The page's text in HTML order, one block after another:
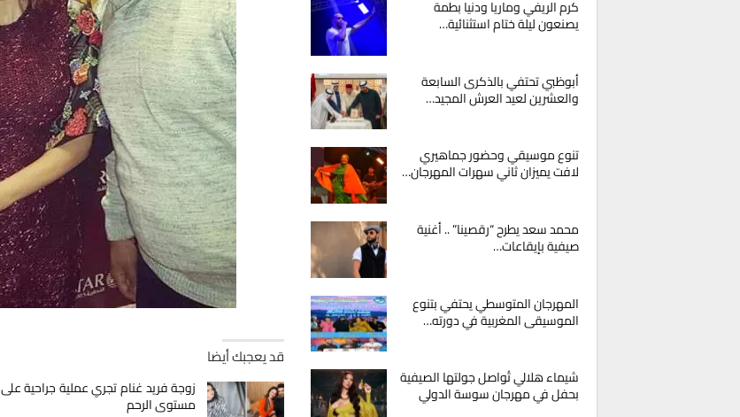
قد يعجبك أيضا
زوجة فريد غنام تجري عملية جراحية على
مستوى الرحم
كرم الريفي وماريا ودنيا بطمة
يصنعون ليلة ختام استثنائية…
أبوظبي تحتفي بالذكرى السابعة
والعشرين لعيد العرش المجيد…
تنوع موسيقي وحضور جماهيري
لافت يميزان ثاني سهرات المهرجان…
محمد سعد يطرح “رقصينا” .. أغنية
صيفية بإيقاعات…
المهرجان المتوسطي يحتفي بتنوع
الموسيقى المغربية في دورته…
شيماء هلالي تُواصل جولتها الصيفية
بحفل في مهرجان سوسة الدولي